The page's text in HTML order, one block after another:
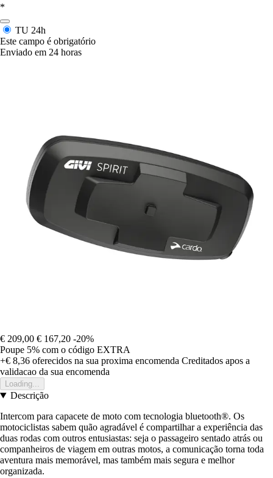
*
TU 24h
Este campo é obrigatório
Enviado em 24 horas
€ 209,00 € 167,20 -20%
Poupe 5% com o código EXTRA
+€ 8,36 oferecidos na sua proxima encomenda Creditados apos a
validacao da sua encomenda
Loading...
Descrição
Intercom para capacete de moto com tecnologia bluetooth®. Os
motociclistas sabem quão agradável é compartilhar a experiência das
duas rodas com outros entusiastas: seja o passageiro sentado atrás ou
companheiros de viagem em outras motos, a comunicação torna toda
aventura mais memorável, mas também mais segura e melhor
organizada.